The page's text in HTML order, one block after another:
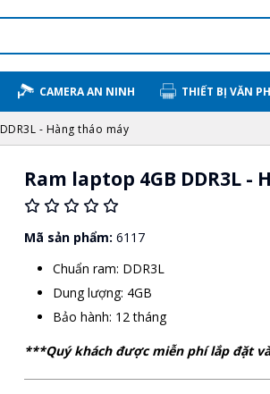
CAMERA AN NINH THIẾT BỊ VĂN
- Hàng tháo máy
Ram laptop 4GB DDR3L -
Mã sản phẩm: 6117
Chuẩn ram: DDR3L
Dung lượng: 4GB
Bảo hành: 12 tháng
***Quý khách được miễn phí lắp đặt